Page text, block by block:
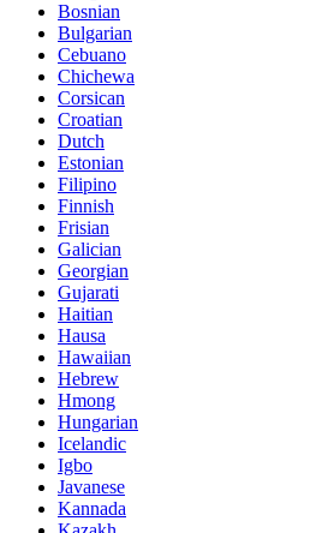
Bosnian
Bulgarian
Cebuano
Chichewa
Corsican
Croatian
Dutch
Estonian
Filipino
Finnish
Frisian
Galician
Georgian
Gujarati
Haitian
Hausa
Hawaiian
Hebrew
Hmong
Hungarian
Icelandic
Igbo
Javanese
Kannada